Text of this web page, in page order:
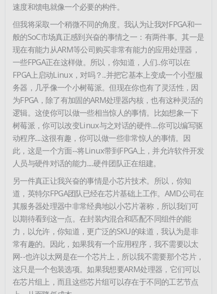
速度和馈电就像一个必要的构件。
但我将采取一个稍微不同的角度。我认为让我对FPGA和一
般的SoC市场真正感到兴奋的事情之一：有两件事。其一是
现在有能力从ARM等公司购买非常有能力的应用处理器，
一些FPGA正在这样做。所以，你知道，人们...你可以在
FPGA上启动Linux，对吗？...并把它基本上变成一个小型服
务器，几乎像一个小树莓派。但现在你也有了灵活性，因
为FPGA，除了有加固的ARM处理器内核，也有这种灵活的
逻辑。这使你可以做一些相当惊人的事情。比如想象一下
树莓派，你可以改变Linux与之对话的硬件......你可以编写驱
动程序......这很有趣，你可以做一些非常惊人的事情。因
此，这是一个方面--将Linux带到FPGA上，并允许软件开发
人员与硬件对话的能力......硬件团队正在组建。
另一件真正让我兴奋的事情是小芯片技术。所以，你知
道，英特尔FPGA团队已经在芯片基础上工作。AMD公司在
其服务器处理器中非常经典地以小芯片著称，所以我们可
以期待看到这一点。在封装内混合和匹配不同组件的能
力，以允许，你知道，更广泛的SKU的味道，我认为是非
常有趣的。因此，如果我有一个应用程序，我不需要以太
网--也许以太网是在一个芯片上，所以我不需要那个芯片，
这只是一个包装选项。如果我想要ARM处理器，它们可以
在芯片组上，而且这些芯片组可以存在于不同的工艺节点